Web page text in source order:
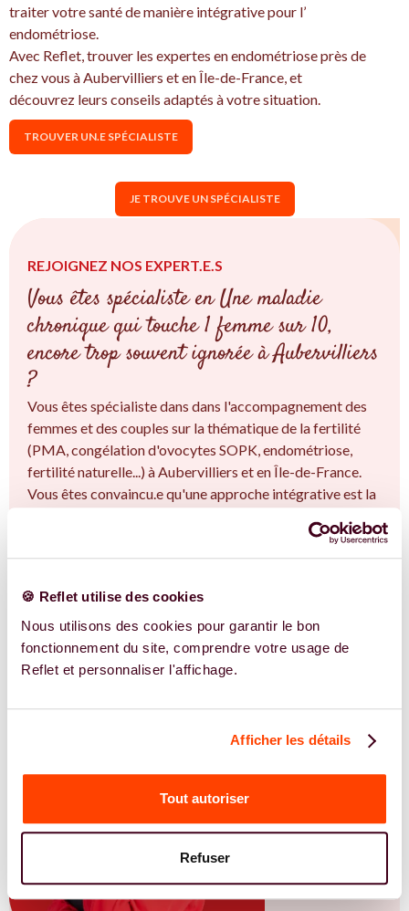
🍪 Reflet utilise des cookies
Nous utilisons des cookies pour garantir le bon
fonctionnement du site, comprendre votre usage de
Reflet et personnaliser l'affichage.
Afficher les détails
Tout autoriser
Refuser
traiter votre santé de manière intégrative pour l’
endométriose.
Avec Reflet, trouver les expertes en endométriose près de
chez vous à Aubervilliers et en Île-de-France, et
découvrez leurs conseils adaptés à votre situation.
TROUVER UN.E SPÉCIALISTE
JE TROUVE UN SPÉCIALISTE
REJOIGNEZ NOS EXPERT.E.S
Vous êtes spécialiste en Une maladie
chronique qui touche 1 femme sur 10,
encore trop souvent ignorée à Aubervilliers
?
Vous êtes spécialiste dans dans l'accompagnement des
femmes et des couples sur la thématique de la fertilité
(PMA, congélation d'ovocytes SOPK, endométriose,
fertilité naturelle...) à Aubervilliers et en Île-de-France.
Vous êtes convaincu.e qu'une approche intégrative est la
EN SAVOIR PLUS